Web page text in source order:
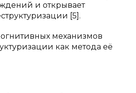
и открывает
[5].
механизмов
как метода её